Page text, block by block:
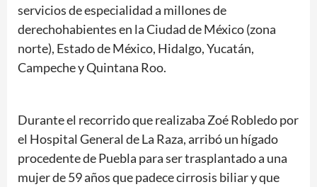
servicios de especialidad a millones de
derechohabientes en la Ciudad de México (zona
norte), Estado de México, Hidalgo, Yucatán,
Campeche y Quintana Roo.
Durante el recorrido que realizaba Zoé Robledo por
el Hospital General de La Raza, arribó un hígado
procedente de Puebla para ser trasplantado a una
mujer de 59 años que padece cirrosis biliar y que